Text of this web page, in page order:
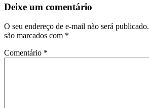
Deixe um comentário
O seu endereço de e-mail não será publicado.
são marcados com *
Comentário *